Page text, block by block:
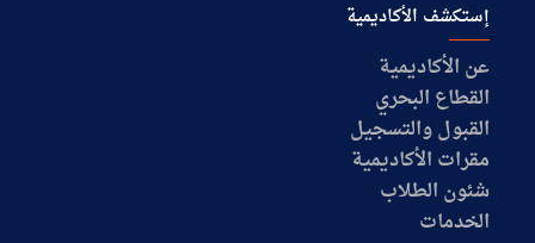
إستكشف الأكاديمية
عن الأكاديمية
القطاع البحري
القبول والتسجيل
مقرات الأكاديمية
شئون الطلاب
الخدمات